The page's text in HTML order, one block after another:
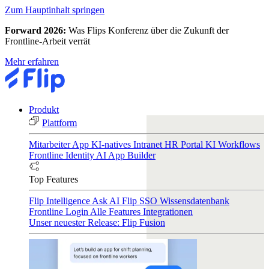
Zum Hauptinhalt springen
Forward 2026: Was Flips Konferenz über die Zukunft der
Frontline-Arbeit verrät
Mehr erfahren
Produkt
Plattform
Mitarbeiter App KI-natives Intranet HR Portal KI Workflows
Frontline Identity AI App Builder
Top Features
Flip Intelligence Ask AI Flip SSO Wissensdatenbank
Frontline Login Alle Features Integrationen
Unser neuester Release: Flip Fusion